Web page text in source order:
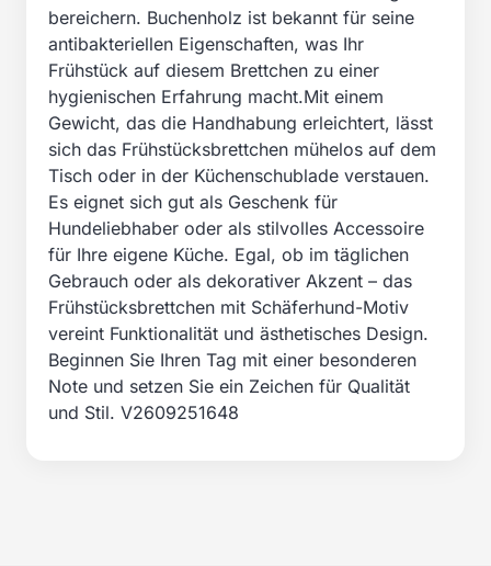
bereichern. Buchenholz ist bekannt für seine
antibakteriellen Eigenschaften, was Ihr
Frühstück auf diesem Brettchen zu einer
hygienischen Erfahrung macht.Mit einem
Gewicht, das die Handhabung erleichtert, lässt
sich das Frühstücksbrettchen mühelos auf dem
Tisch oder in der Küchenschublade verstauen.
Es eignet sich gut als Geschenk für
Hundeliebhaber oder als stilvolles Accessoire
für Ihre eigene Küche. Egal, ob im täglichen
Gebrauch oder als dekorativer Akzent – das
Frühstücksbrettchen mit Schäferhund-Motiv
vereint Funktionalität und ästhetisches Design.
Beginnen Sie Ihren Tag mit einer besonderen
Note und setzen Sie ein Zeichen für Qualität
und Stil. V2609251648